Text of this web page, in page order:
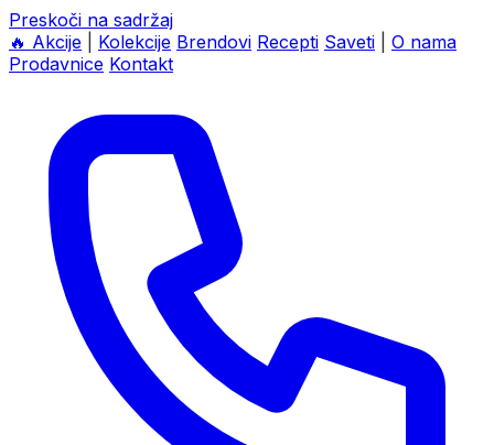
Preskoči na sadržaj
🔥 Akcije Kolekcije Brendovi Recepti Saveti
O nama
Prodavnice Kontakt